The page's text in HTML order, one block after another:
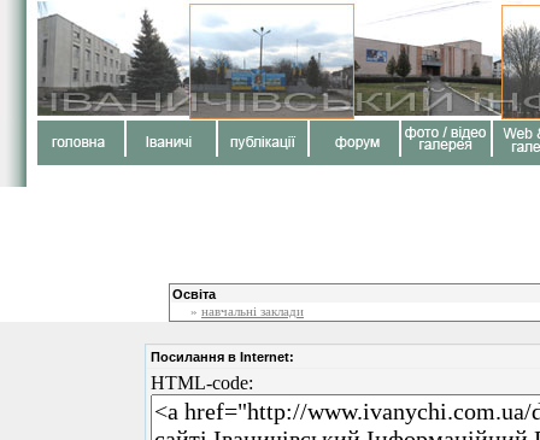
Освіта
» навчальні заклади
Посилання в Internet:
HTML-code: